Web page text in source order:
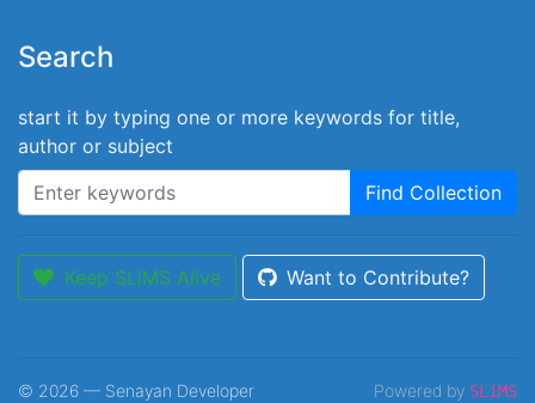
Search
start it by typing one or more keywords for title,
author or subject
Find Collection
Keep SLiMS Alive Want to Contribute?
© 2026 — Senayan Developer
Powered by SLiMS